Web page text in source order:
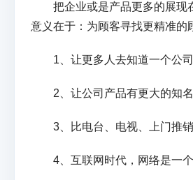
把企业或是产品更多的展现
意义在于：为顾客寻找更精准
1、让更多人去知道一个公司
2、让公司产品有更大的知名
3、比电台、电视、上门推销
4、互联网时代，网络是一个